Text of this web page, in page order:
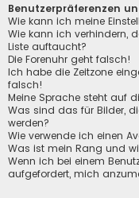
Benutzerpräferenzen
Wie kann ich meine
Wie kann ich verhindern,
Liste auftaucht?
Die Forenuhr geht falsch!
Ich habe die Zeitzone
falsch!
Meine Sprache steht auf
Was sind das für Bilder,
werden?
Wie verwende ich einen
Was ist mein Rang und
Wenn ich bei einem
aufgefordert, mich